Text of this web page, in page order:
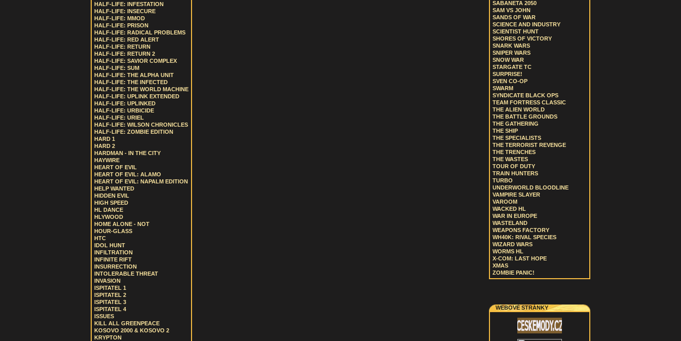
HALF-LIFE: INFESTATION
HALF-LIFE: INSECURE
HALF-LIFE: MMOD
HALF-LIFE: PRISON
HALF-LIFE: RADICAL PROBLEMS
HALF-LIFE: RED ALERT
HALF-LIFE: RETURN
HALF-LIFE: RETURN 2
HALF-LIFE: SAVIOR COMPLEX
HALF-LIFE: SUM
HALF-LIFE: THE ALPHA UNIT
HALF-LIFE: THE INFECTED
HALF-LIFE: THE WORLD MACHINE
HALF-LIFE: UPLINK EXTENDED
HALF-LIFE: UPLINKED
HALF-LIFE: URBICIDE
HALF-LIFE: URIEL
HALF-LIFE: WILSON CHRONICLES
HALF-LIFE: ZOMBIE EDITION
HARD 1
HARD 2
HARDMAN - IN THE CITY
HAYWIRE
HEART OF EVIL
HEART OF EVIL: ALAMO
HEART OF EVIL: NAPALM EDITION
HELP WANTED
HIDDEN EVIL
HIGH SPEED
HL DANCE
HLYWOOD
HOME ALONE - NOT
HOUR-GLASS
HTC
IDOL HUNT
INFILTRATION
INFINITE RIFT
INSURRECTION
INTOLERABLE THREAT
INVASION
ISPITATEL 1
ISPITATEL 2
ISPITATEL 3
ISPITATEL 4
ISSUES
KILL ALL GREENPEACE
KOSOVO 2000 & KOSOVO 2
KRYPTON
SABANETA 2050
SAM VS JOHN
SANDS OF WAR
SCIENCE AND INDUSTRY
SCIENTIST HUNT
SHORES OF VICTORY
SNARK WARS
SNIPER WARS
SNOW WAR
STARGATE TC
SURPRISE!
SVEN CO-OP
SWARM
SYNDICATE BLACK OPS
TEAM FORTRESS CLASSIC
THE ALIEN WORLD
THE BATTLE GROUNDS
THE GATHERING
THE SHIP
THE SPECIALISTS
THE TERRORIST REVENGE
THE TRENCHES
THE WASTES
TOUR OF DUTY
TRAIN HUNTERS
TURBO
UNDERWORLD BLOODLINE
VAMPIRE SLAYER
VAROOM
WACKED HL
WAR IN EUROPE
WASTELAND
WEAPONS FACTORY
WH40K: RIVAL SPECIES
WIZARD WARS
WORMS HL
X-COM: LAST HOPE
XMAS
ZOMBIE PANIC!
WEBOVÉ STRÁNKY